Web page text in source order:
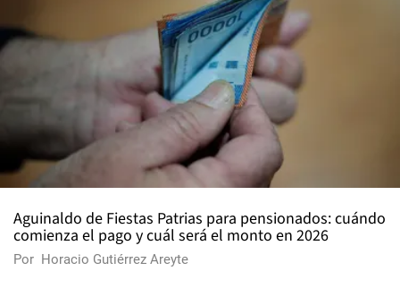
Aguinaldo de Fiestas Patrias para pensionados: cuándo
comienza el pago y cuál será el monto en 2026
Por Horacio Gutiérrez Areyte